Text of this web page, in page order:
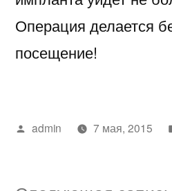
Операция делается
посещение!
Написано
admin 7 мая, 2015